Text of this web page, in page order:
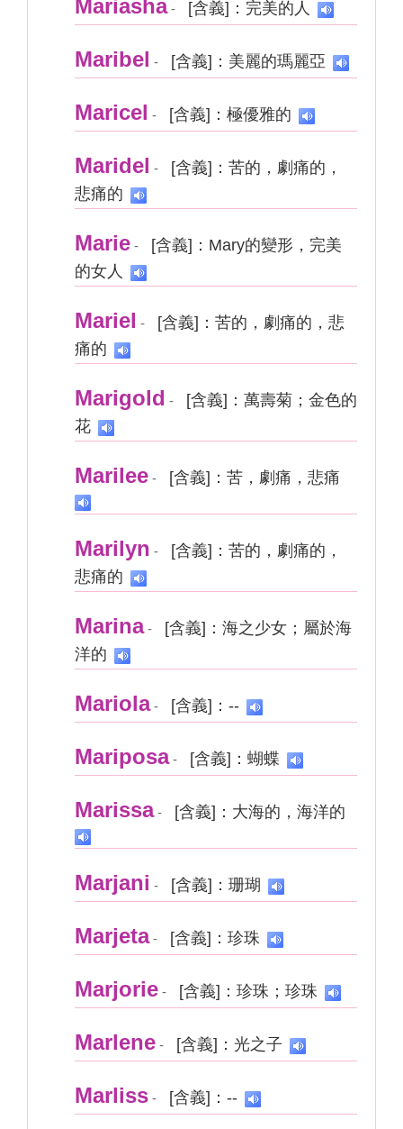
Mariasha- [含義]：完美的人
Maribel - [含義]：美麗的瑪麗亞
Maricel - [含義]：極優雅的
Maridel -
[含義]：苦的，劇痛的，
悲痛的
Marie -
[含義]：Mary的變形，完美
的女人
Mariel -
[含義]：苦的，劇痛的，悲
痛的
Marigold -
[含義]：萬壽菊；金色的
花
Marilee - [含義]：苦，劇痛，悲痛
Marilyn -
[含義]：苦的，劇痛的，
悲痛的
Marina-
[含義]：海之少女；屬於海
洋的
Mariola- [含義]：--
Mariposa- [含義]：蝴蝶
Marissa- [含義]：大海的，海洋的
Marjani - [含義]：珊瑚
Marjeta- [含義]：珍珠
Marjorie - [含義]：珍珠；珍珠
Marlene - [含義]：光之子
Marliss - [含義]：--